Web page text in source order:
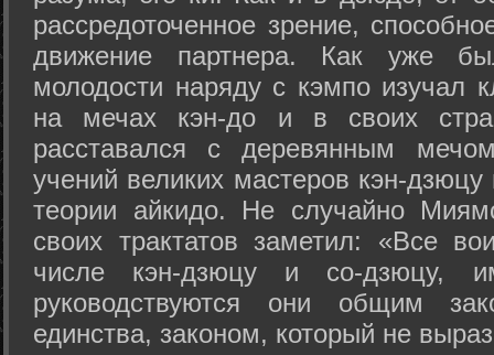
рассредоточенное зрение,
движение партнера. Как уже
молодости наряду с кэмпо изучал
на мечах кэн-до и в своих
расставался с деревянным
учений великих мастеров кэн-
теории айкидо. Не случайно
своих трактатов заметил: «Все
числе кэн-дзюцу и со-дзюцу,
руководствуются они общим
единства, законом, который не